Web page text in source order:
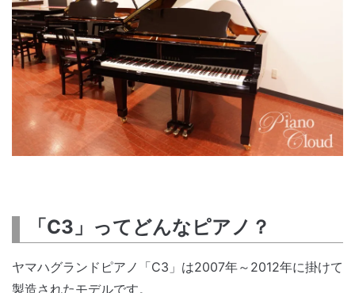
「C3」ってどんなピアノ？
ヤマハグランドピアノ「C3」は2007年～2012年に掛けて
製造されたモデルです。